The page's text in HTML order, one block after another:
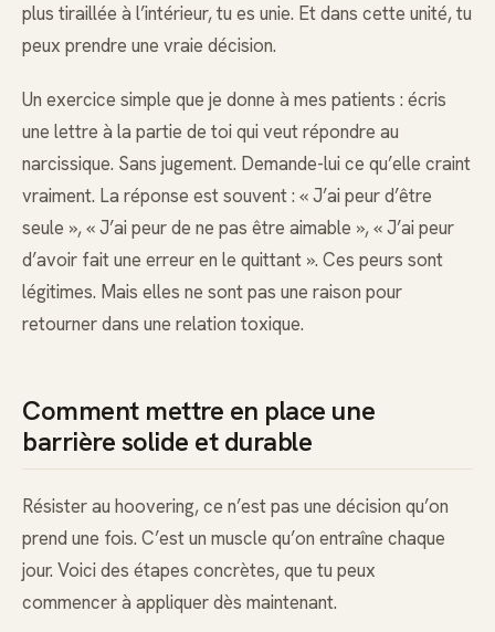
plus tiraillée à l’intérieur, tu es unie. Et dans cette unité, tu
peux prendre une vraie décision.
Un exercice simple que je donne à mes patients : écris
une lettre à la partie de toi qui veut répondre au
narcissique. Sans jugement. Demande-lui ce qu’elle craint
vraiment. La réponse est souvent : « J’ai peur d’être
seule », « J’ai peur de ne pas être aimable », « J’ai peur
d’avoir fait une erreur en le quittant ». Ces peurs sont
légitimes. Mais elles ne sont pas une raison pour
retourner dans une relation toxique.
Comment mettre en place une
barrière solide et durable
Résister au hoovering, ce n’est pas une décision qu’on
prend une fois. C’est un muscle qu’on entraîne chaque
jour. Voici des étapes concrètes, que tu peux
commencer à appliquer dès maintenant.